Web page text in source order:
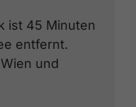
ist 45 Minuten
entfernt.
und